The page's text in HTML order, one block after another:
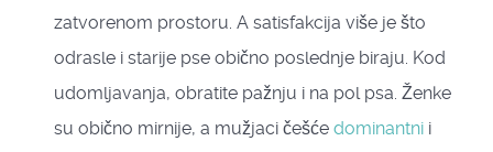
zatvorenom prostoru. A satisfakcija više je što
odrasle i starije pse obično poslednje biraju. Kod
udomljavanja, obratite pažnju i na pol psa. Ženke
su obično mirnije, a mužjaci češće dominantni i